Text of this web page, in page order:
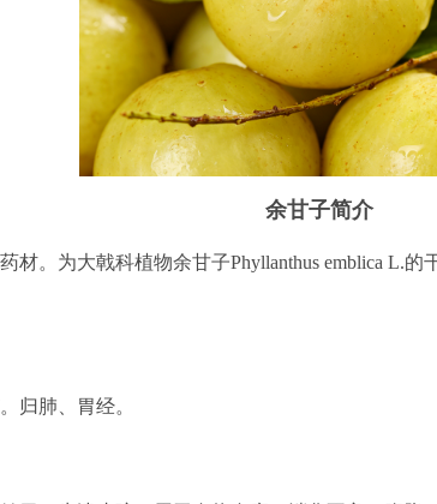
余甘子简介
材。为大戟科植物余甘子Phyllanthus emblica L.
归肺、胃经。